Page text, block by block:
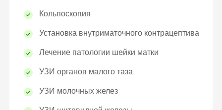
Кольпоскопия
Установка внутриматочного контрацептива
Лечение патологии шейки матки
УЗИ органов малого таза
УЗИ молочных желез